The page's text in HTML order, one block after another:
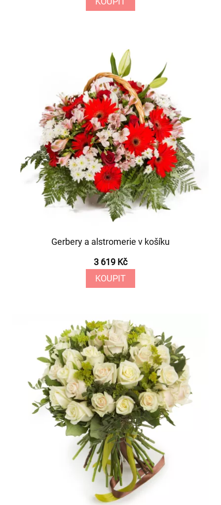
Gerbery a alstromerie v košíku
3 619 Kč
KOUPIT